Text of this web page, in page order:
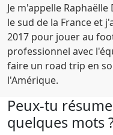
Je m'appelle
le sud de la France et
2017 pour jouer au
professionnel avec
faire un road trip en
l'Amérique.
Peux-tu
quelques mots